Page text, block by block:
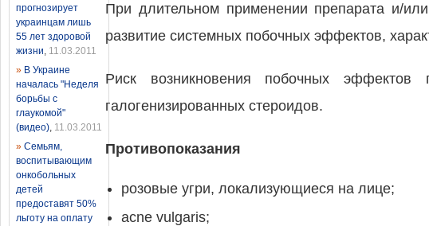
прогнозирует
украинцам лишь
55 лет здоровой
жизни, 11.03.2011
» В Украине
началась "Неделя
борьбы с
глаукомой"
(видео), 11.03.2011
» Семьям,
воспитывающим
онкобольных
детей
предоставят 50%
льготу на оплату
При длительном применении препарата и/
развитие системных побочных эффектов,
Риск возникновения побочных
галогенизированных стероидов.
Противопоказания
розовые угри, локализующиеся на лице;
acne vulgaris;